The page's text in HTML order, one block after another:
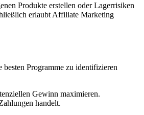
Produkte erstellen o‬der Lagerrisiken
erlaubt Affiliate Marketing
Programme z‬u identifizieren
Gewinn maximieren.
handelt.